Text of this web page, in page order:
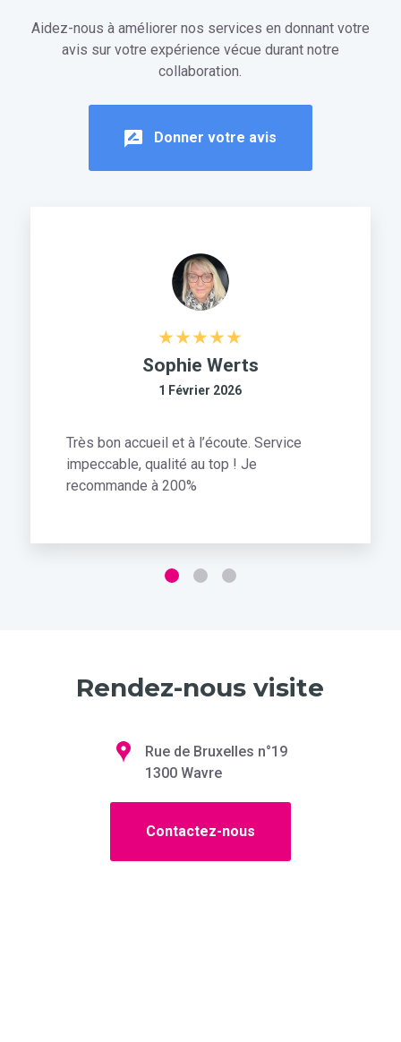
Aidez-nous à améliorer nos services en donnant votre
avis sur votre expérience vécue durant notre
collaboration.
Donner votre avis
Sophie Werts
1 Février 2026
Très bon accueil et à l’écoute. Service
impeccable, qualité au top ! Je
recommande à 200%
Rendez-nous visite
Rue de Bruxelles n°19
1300 Wavre
Contactez-nous